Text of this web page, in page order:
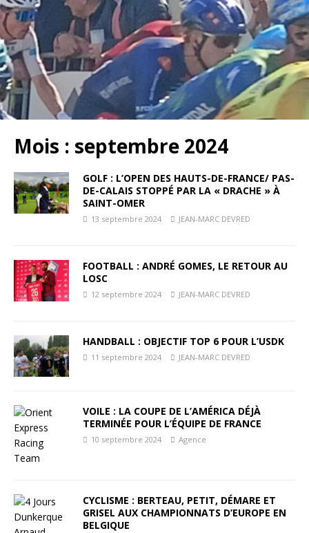
Mois : septembre 2024
GOLF : L’OPEN DES HAUTS-DE-FRANCE/ PAS-
DE-CALAIS STOPPÉ PAR LA « DRACHE » À
SAINT-OMER
13 septembre 2024 JEAN-MARC DEVRED
FOOTBALL : ANDRÉ GOMES, LE RETOUR AU
LOSC
12 septembre 2024 JEAN-MARC DEVRED
HANDBALL : OBJECTIF TOP 6 POUR L’USDK
11 septembre 2024 JEAN-MARC DEVRED
VOILE : LA COUPE DE L’AMÉRICA DÉJÀ
TERMINÉE POUR L’ÉQUIPE DE FRANCE
10 septembre 2024 Agence
CYCLISME : BERTEAU, PETIT, DÉMARE ET
GRISEL AUX CHAMPIONNATS D’EUROPE EN
BELGIQUE